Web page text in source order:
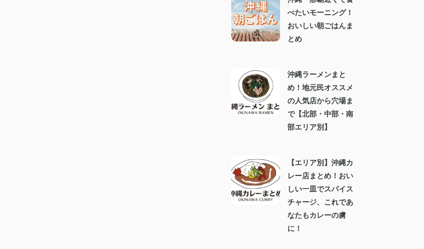
べたいモーニング！
おいしい朝ごはんま
とめ
沖縄ラーメンまと
め！地元民オススメ
の人気店から穴場ま
で【北部・中部・南
部エリア別】
【エリア別】沖縄カ
レー店まとめ！おい
しい一皿でスパイス
チャージ、これであ
なたもカレーの虜
に！